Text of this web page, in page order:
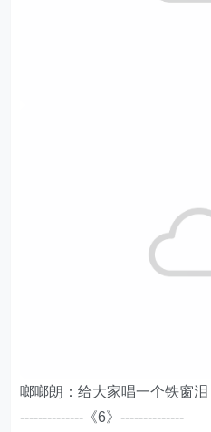
啷啷朗：给大家唱一个铁窗泪
--------------《6》--------------